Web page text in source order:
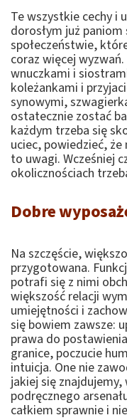
Te wszystkie cechy i
dorosłym już
społeczeństwie,
coraz więcej
wnuczkami i
koleżankami i
synowymi,
ostatecznie zostać
każdym trzeba się
uciec, powiedzieć,
to uwagi. Wcześniej
okolicznościach
Dobre
Na szczęście,
przygotowana.
potrafi się z nimi
większość relacji
umiejętności i
się bowiem zawsze:
prawa do
granice, poczucie
intuicja. One nie
jakiej się
podręcznego
całkiem sprawnie i